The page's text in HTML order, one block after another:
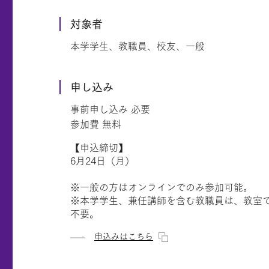
対象者
本学学生、教職員、校友、一般
申し込み
事前申し込み 必要
参加費 無料
【申込締切】
6月24日（月）
※一般の方はオンラインでのみ参加可能。
※本学学生、兼任講師を含む教職員は、教室
不要。
申込みはこちら